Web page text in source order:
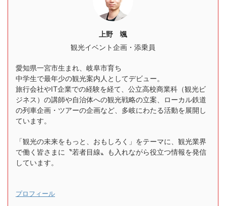
上野 颯
観光イベント企画・添乗員
愛知県一宮市生まれ、岐阜市育ち
中学生で最年少の観光案内人としてデビュー。
旅行会社やIT企業での経験を経て、公立高校商業科（観光ビ
ジネス）の講師や自治体への観光戦略の立案、ローカル鉄道
の列車企画・ツアーの企画など、多岐にわたる活動を展開し
ています。
「観光の未来をもっと、おもしろく」をテーマに、観光業界
で働く皆さまに〝若者目線〟も入れながら役立つ情報を発信
しています。
プロフィール